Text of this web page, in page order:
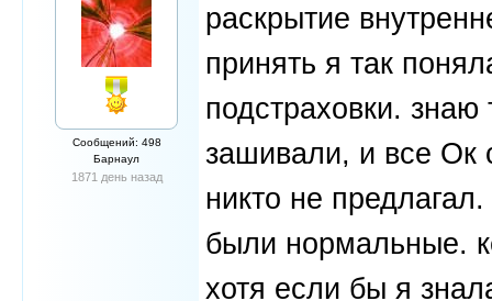
Сообщений: 498
Барнаул
1871 день назад
раскрытие
принять я так
подстраховки.
зашивали, и все Ок
никто не
были нормальные.
хотя если бы я